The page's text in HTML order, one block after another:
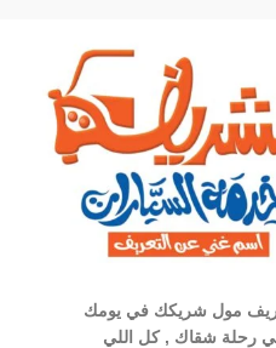
مول شريكك في يومك
رحلة شقاك , كل اللي